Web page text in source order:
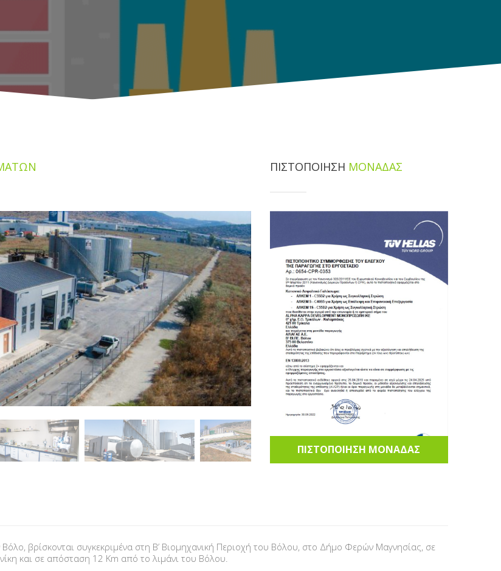
ΠΙΣΤΟΠΟΙΗΣΗ ΜΟΝΑΔΑΣ
ΠΙΣΤΟΠΟΙΗΣΗ ΜΟΝΑΔΑΣ
βρίσκονται συγκεκριμένα στη Β’ Βιομηχανική Περιοχή του Βόλου, στο Δήμο Φερών Μαγνησίας, σε
και σε απόσταση 12 Km από το λιμάνι του Βόλου.